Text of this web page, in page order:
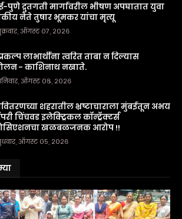
पुणे द्रुतगती मार्गावरील भीषण अपघातात युवा
नेते तुषार भूमकर यांचा मृत्यू
ऑगस्ट ०७, २०२६
लाभार्थींना त्वरित ताबा न दिल्यास
- काशिनाथ नखाते.
ऑगस्ट ०८, २०२६
शहरातील भ्रष्टाचाराला मुंबईतून अभय
चिंचवड इलेक्ट्रिकल कॉन्ट्रॅक्टर्स
खळबळजनक आरोप !!
ऑगस्ट ०५, २०२६